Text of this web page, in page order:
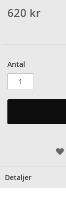
620 kr
Antal
Detaljer